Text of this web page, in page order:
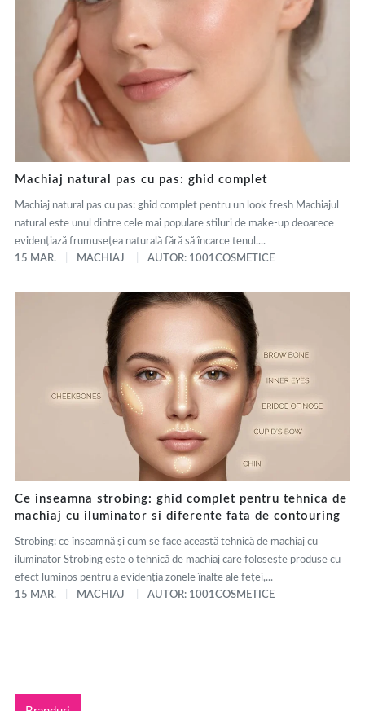
Machiaj natural pas cu pas: ghid complet
Machiaj natural pas cu pas: ghid complet pentru un look fresh Machiajul
natural este unul dintre cele mai populare stiluri de make-up deoarece
evidențiază frumusețea naturală fără să încarce tenul....
15 MAR.
MACHIAJ AUTOR: 1001COSMETICE
Ce inseamna strobing: ghid complet pentru tehnica de
machiaj cu iluminator si diferente fata de contouring
Strobing: ce înseamnă și cum se face această tehnică de machiaj cu
iluminator Strobing este o tehnică de machiaj care folosește produse cu
efect luminos pentru a evidenția zonele înalte ale feței,...
15 MAR.
MACHIAJ AUTOR: 1001COSMETICE